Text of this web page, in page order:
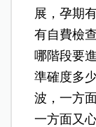
展，孕期
有自費檢
哪階段要
準確度多
波，一方
一方面又